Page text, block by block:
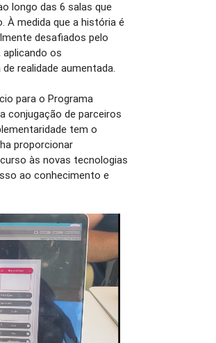
longo das 6 salas que
À medida que a história é
desafiados pelo
os
realidade aumentada.
para o Programa
conjugação de parceiros
tem o
proporcionar
às novas tecnologias
ao conhecimento e